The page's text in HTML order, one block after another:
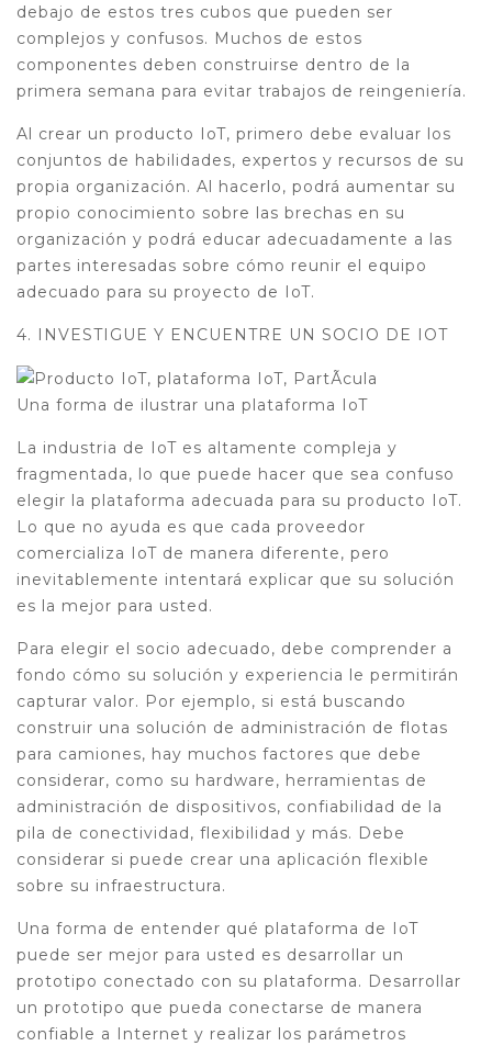
debajo de estos tres cubos que pueden ser
complejos y confusos. Muchos de estos
componentes deben construirse dentro de la
primera semana para evitar trabajos de reingeniería.
Al crear un producto IoT, primero debe evaluar los
conjuntos de habilidades, expertos y recursos de su
propia organización. Al hacerlo, podrá aumentar su
propio conocimiento sobre las brechas en su
organización y podrá educar adecuadamente a las
partes interesadas sobre cómo reunir el equipo
adecuado para su proyecto de IoT.
4. INVESTIGUE Y ENCUENTRE UN SOCIO DE IOT
Una forma de ilustrar una plataforma IoT
La industria de IoT es altamente compleja y
fragmentada, lo que puede hacer que sea confuso
elegir la plataforma adecuada para su producto IoT.
Lo que no ayuda es que cada proveedor
comercializa IoT de manera diferente, pero
inevitablemente intentará explicar que su solución
es la mejor para usted.
Para elegir el socio adecuado, debe comprender a
fondo cómo su solución y experiencia le permitirán
capturar valor. Por ejemplo, si está buscando
construir una solución de administración de flotas
para camiones, hay muchos factores que debe
considerar, como su hardware, herramientas de
administración de dispositivos, confiabilidad de la
pila de conectividad, flexibilidad y más. Debe
considerar si puede crear una aplicación flexible
sobre su infraestructura.
Una forma de entender qué plataforma de IoT
puede ser mejor para usted es desarrollar un
prototipo conectado con su plataforma. Desarrollar
un prototipo que pueda conectarse de manera
confiable a Internet y realizar los parámetros